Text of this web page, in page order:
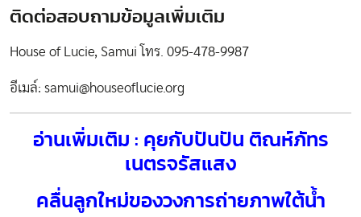
ติดต่อสอบถามข้อมูลเพิ่มเติม
House of Lucie, Samui โทร. 095-478-9987
อีเมล์: samui@houseoflucie.org
อ่านเพิ่มเติม : คุยกับปันปัน ติณห์ภัทร
เนตรจรัสแสง
คลื่นลูกใหม่ของวงการถ่ายภาพใต้น้ำ